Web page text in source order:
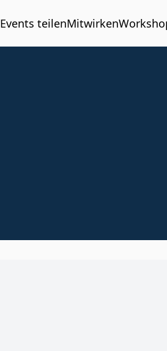
Events teilenMitwirken